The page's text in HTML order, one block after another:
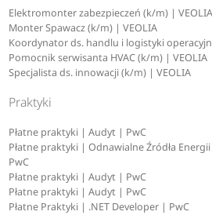
Elektromonter zabezpieczeń (k/m) | VEOLIA
Monter Spawacz (k/m) | VEOLIA
Koordynator ds. handlu i logistyki
Pomocnik serwisanta HVAC (k/m) | VEOLIA
Specjalista ds. innowacji (k/m) | VEOLIA
Praktyki
Płatne praktyki | Audyt | PwC
Płatne praktyki | Odnawialne Źródła
PwC
Płatne praktyki | Audyt | PwC
Płatne praktyki | Audyt | PwC
Płatne Praktyki | .NET Developer | PwC